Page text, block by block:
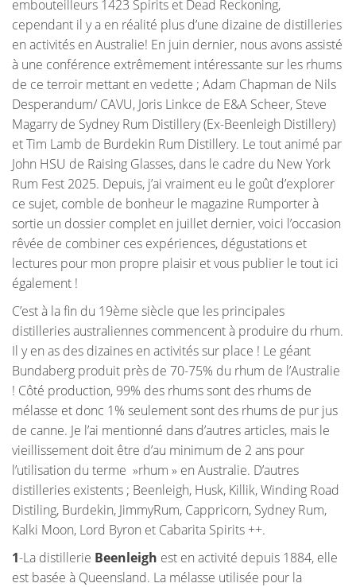
embouteilleurs 1423 Spirits et Dead Reckoning,
cependant il y a en réalité plus d’une dizaine de distilleries
en activités en Australie! En juin dernier, nous avons assisté
à une conférence extrêmement intéressante sur les rhums
de ce terroir mettant en vedette ; Adam Chapman de Nils
Desperandum/ CAVU, Joris Linkce de E&A Scheer, Steve
Magarry de Sydney Rum Distillery (Ex-Beenleigh Distillery)
et Tim Lamb de Burdekin Rum Distillery. Le tout animé par
John HSU de Raising Glasses, dans le cadre du New York
Rum Fest 2025. Depuis, j’ai vraiment eu le goût d’explorer
ce sujet, comble de bonheur le magazine Rumporter à
sortie un dossier complet en juillet dernier, voici l’occasion
rêvée de combiner ces expériences, dégustations et
lectures pour mon propre plaisir et vous publier le tout ici
également !
C’est à la fin du 19ème siècle que les principales
distilleries australiennes commencent à produire du rhum.
Il y en as des dizaines en activités sur place ! Le géant
Bundaberg produit près de 70-75% du rhum de l’Australie
! Côté production, 99% des rhums sont des rhums de
mélasse et donc 1% seulement sont des rhums de pur jus
de canne. Je l’ai mentionné dans d’autres articles, mais le
vieillissement doit être d’au minimum de 2 ans pour
l’utilisation du terme »rhum » en Australie. D’autres
distilleries existents ; Beenleigh, Husk, Killik, Winding Road
Distiling, Burdekin, JimmyRum, Cappricorn, Sydney Rum,
Kalki Moon, Lord Byron et Cabarita Spirits ++.
1-La distillerie Beenleigh est en activité depuis 1884, elle
est basée à Queensland. La mélasse utilisée pour la